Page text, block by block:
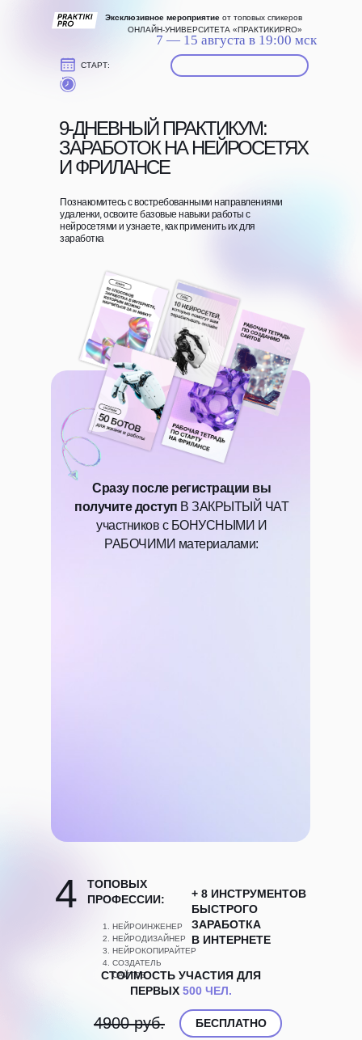
9-ДНЕВНЫЙ ПРАКТИКУМ:
ЗАРАБОТОК НА НЕЙРОСЕТЯХ
И ФРИЛАНСЕ
Эксклюзивное мероприятие от топовых спикеров
ОНЛАЙН-УНИВЕРСИТЕТА «ПРАКТИКИPRO»
СТАРТ:
Познакомитесь с востребованными направлениями
удаленки, освоите базовые навыки работы с
нейросетями и узнаете, как применить их для
заработка
4900 руб. БЕСПЛАТНО
7 — 15 августа в 19:00 мск
+ 8 ИНСТРУМЕНТОВ
БЫСТРОГО
ЗАРАБОТКА
В ИНТЕРНЕТЕ
СТОИМОСТЬ УЧАСТИЯ ДЛЯ
ПЕРВЫХ 500 ЧЕЛ.
Сразу после регистрации вы
получите доступ В ЗАКРЫТЫЙ ЧАТ
участников с БОНУСНЫМИ И
РАБОЧИМИ материалами:
НЕЙРОИНЖЕНЕР
НЕЙРОДИЗАЙНЕР
НЕЙРОКОПИРАЙТЕР
СОЗДАТЕЛЬ
САЙТОВ
ТОПОВЫХ
ПРОФЕССИИ:
4